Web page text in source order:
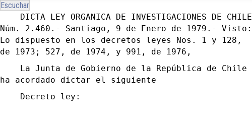
Escuchar
DICTA LEY ORGANICA DE INVESTIGACIONES DE CHILE
Núm. 2.460.- Santiago, 9 de Enero de 1979.- Visto:
Lo dispuesto en los decretos leyes Nos. 1 y 128,
de 1973; 527, de 1974, y 991, de 1976,
La Junta de Gobierno de la República de Chile
ha acordado dictar el siguiente
Decreto ley: